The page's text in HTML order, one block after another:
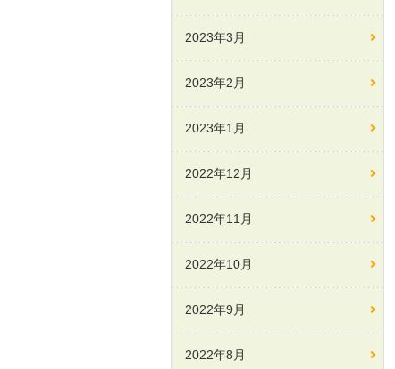
2023年3月
2023年2月
2023年1月
2022年12月
2022年11月
2022年10月
2022年9月
2022年8月